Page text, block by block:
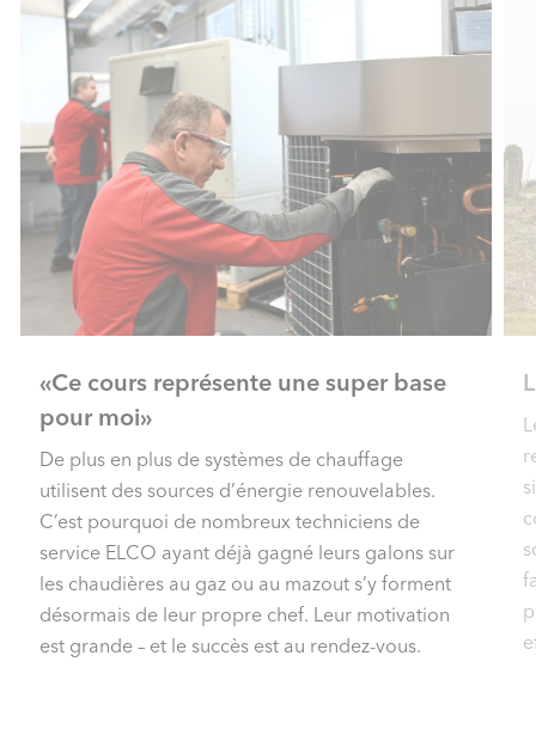
«Ce cours représente une super base
pour moi»
De plus en plus de systèmes de chauffage
utilisent des sources d’énergie renouvelables.
C’est pourquoi de nombreux techniciens de
service ELCO ayant déjà gagné leurs galons sur
les chaudières au gaz ou au mazout s’y forment
désormais de leur propre chef. Leur motivation
est grande – et le succès est au rendez-vous.